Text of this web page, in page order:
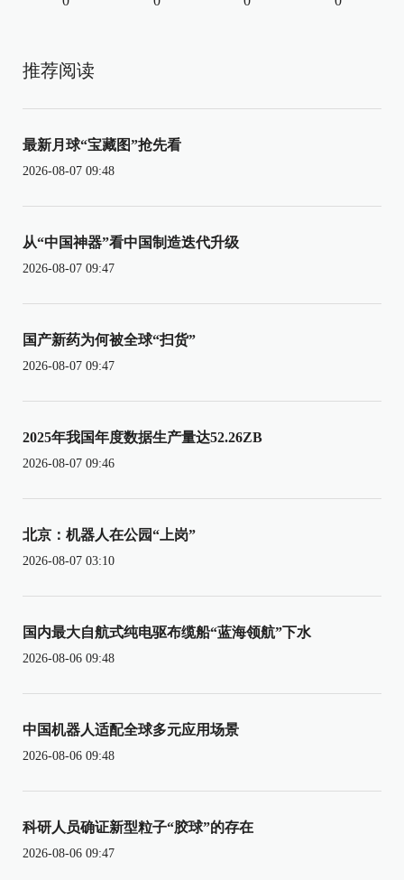
推荐阅读
最新月球“宝藏图”抢先看
2026-08-07 09:48
从“中国神器”看中国制造迭代升级
2026-08-07 09:47
国产新药为何被全球“扫货”
2026-08-07 09:47
2025年我国年度数据生产量达52.26ZB
2026-08-07 09:46
北京：机器人在公园“上岗”
2026-08-07 03:10
国内最大自航式纯电驱布缆船“蓝海领航”下水
2026-08-06 09:48
中国机器人适配全球多元应用场景
2026-08-06 09:48
科研人员确证新型粒子“胶球”的存在
2026-08-06 09:47